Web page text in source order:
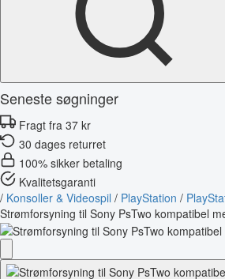
Seneste søgninger
Fragt fra 37 kr
30 dages returret
100% sikker betaling
Kvalitetsgaranti
/ Konsoller & Videospil / PlayStation /
Strømforsyning til Sony PsTwo kompatibel